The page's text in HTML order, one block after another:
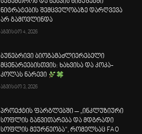
საზამთროს და ნესვის ნიმუშებში
ნიტრატების შემცველობაზე დარღვევა
არ გამოვლინდა
აგვისტო 4, 2026
ბუნებრივი ბიოგამაძლიერებელი
მცენარეებისთვის: ხახვისა და კოკა-
კოლას ნარევი
აგვისტო 3, 2026
პროექტის ფარგლებში – „ინკლუზიური
სოფლის განვითარება და მდგრადი
სოფლის მეურნეობა“, რომელსაც FAO